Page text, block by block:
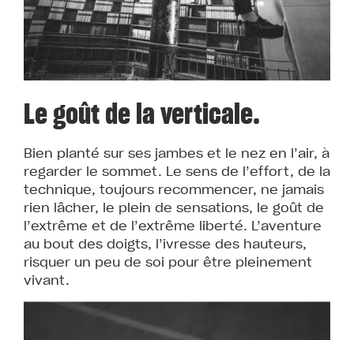
Le goût de la verticale.
Bien planté sur ses jambes et le nez en l’air, à
regarder le sommet. Le sens de l’effort, de la
technique, toujours recommencer, ne jamais
rien lâcher, le plein de sensations, le goût de
l’extrême et de l’extrême liberté. L’aventure
au bout des doigts, l’ivresse des hauteurs,
risquer un peu de soi pour être pleinement
vivant.